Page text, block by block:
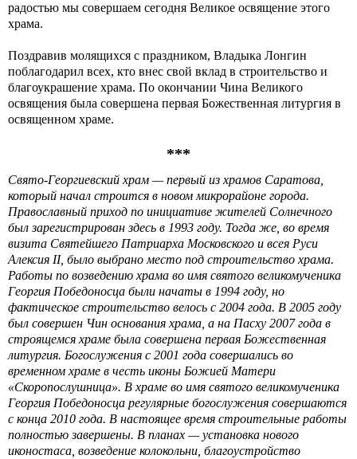
радостью мы совершаем сегодня Великое освящение этого
храма.
Поздравив молящихся с праздником, Владыка Лонгин
поблагодарил всех, кто внес свой вклад в строительство и
благоукрашение храма. По окончании Чина Великого
освящения была совершена первая Божественная литургия в
освященном храме.
***
Свято-Георгиевский храм — первый из храмов Саратова,
который начал строится в новом микрорайоне города.
Православный приход по инициативе жителей Солнечного
был зарегистрирован здесь в 1993 году. Тогда же, во время
визита Святейшего Патриарха Московского и всея Руси
Алексия II, было выбрано место под строительство храма.
Работы по возведению храма во имя святого великомученика
Георгия Победоносца были начаты в 1994 году, но
фактическое строительство велось с 2004 года. В 2005 году
был совершен Чин основания храма, а на Пасху 2007 года в
строящемся храме была совершена первая Божественная
литургия. Богослужения с 2001 года совершались во
временном храме в честь иконы Божией Матери
«Скоропослушница». В храме во имя святого великомученика
Георгия Победоносца регулярные богослужения совершаются
с конца 2010 года. В настоящее время строительные работы
полностью завершены. В планах — установка нового
иконостаса, возведение колокольни, благоустройство